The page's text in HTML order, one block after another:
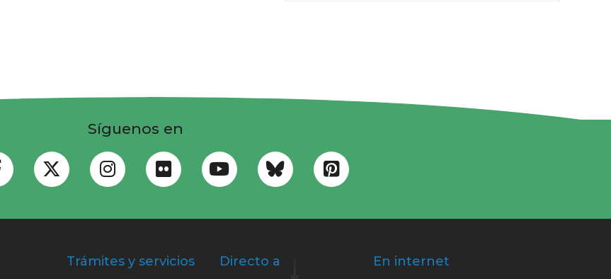
Síguenos en
Trámites y servicios Directo a En internet